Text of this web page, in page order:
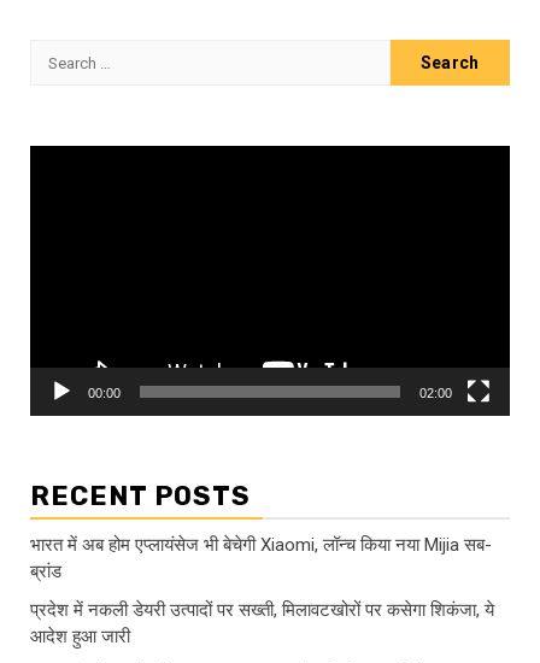
Search
00:00 02:00
RECENT POSTS
भारत में अब होम एप्लायंसेज भी बेचेगी Xiaomi, लॉन्च किया नया Mijia सब-
ब्रांड
प्रदेश में नकली डेयरी उत्पादों पर सख्ती, मिलावटखोरों पर कसेगा शिकंजा, ये
आदेश हुआ जारी